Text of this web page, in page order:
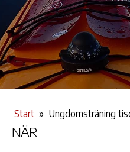
Start » Ungdomsträning
NÄR